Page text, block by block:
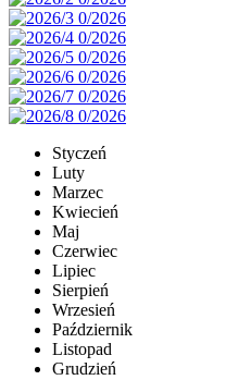
Styczeń
Luty
Marzec
Kwiecień
Maj
Czerwiec
Lipiec
Sierpień
Wrzesień
Październik
Listopad
Grudzień